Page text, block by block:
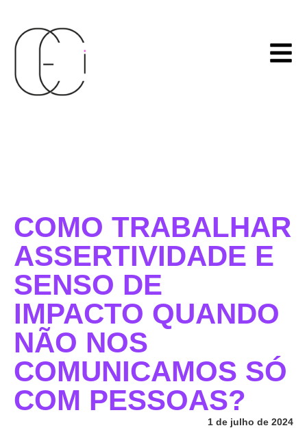
COMO TRABALHAR
ASSERTIVIDADE E
SENSO DE
IMPACTO QUANDO
NÃO NOS
COMUNICAMOS SÓ
COM PESSOAS?
1 de julho de 2024